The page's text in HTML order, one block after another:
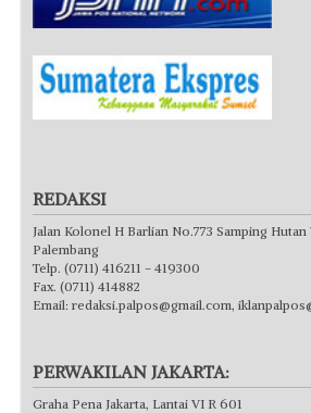
REDAKSI
Jalan Kolonel H Barlian No.773 Samping
Palembang
Telp. (0711) 416211 - 419300
Fax. (0711) 414882
Email: redaksi.palpos@gmail.com,
PERWAKILAN JAKARTA:
Graha Pena Jakarta, Lantai VI R 601